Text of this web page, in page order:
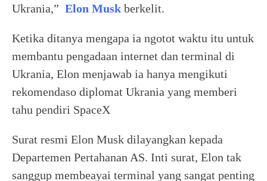
Ukrania,” Elon Musk berkelit.
Ketika ditanya mengapa ia ngotot waktu itu untuk
membantu pengadaan internet dan terminal di
Ukrania, Elon menjawab ia hanya mengikuti
rekomendaso diplomat Ukrania yang memberi
tahu pendiri SpaceX
Surat resmi Elon Musk dilayangkan kepada
Departemen Pertahanan AS. Inti surat, Elon tak
sanggup membeayai terminal yang sangat penting